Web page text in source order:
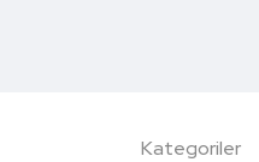
Kategoriler